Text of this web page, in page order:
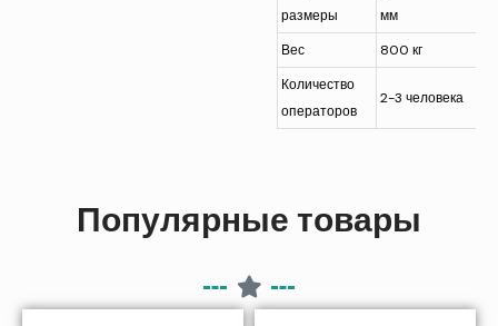
размеры
мм
Вес
800 кг
Количество
операторов
2-3 человека
Популярные товары